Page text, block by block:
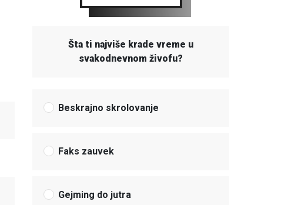
Šta ti najviše krade vreme u
svakodnevnom živofu?
Beskrajno skrolovanje
Faks zauvek
Gejming do jutra